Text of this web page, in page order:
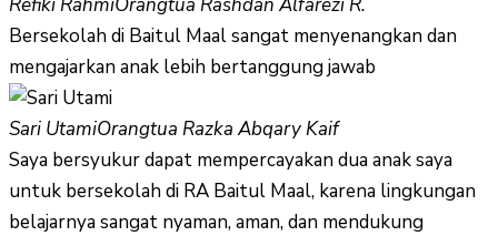
Bersekolah di Baitul Maal sangat menyenangkan dan
mengajarkan anak lebih bertanggung jawab
Sari UtamiOrangtua Razka Abqary Kaif
Saya bersyukur dapat mempercayakan dua anak saya
untuk bersekolah di RA Baitul Maal, karena lingkungan
belajarnya sangat nyaman, aman, dan mendukung